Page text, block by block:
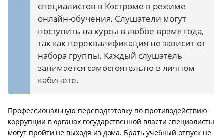
специалистов в Костроме в режиме
онлайн-обучения. Слушатели могут
поступить на курсы в любое время года,
так как переквалификация не зависит от
набора группы. Каждый слушатель
занимается самостоятельно в личном
кабинете.
Профессиональную переподготовку по противодействию
коррупции в органах государственной власти специалисты
могут пройти не выходя из дома. Брать учебный отпуск не